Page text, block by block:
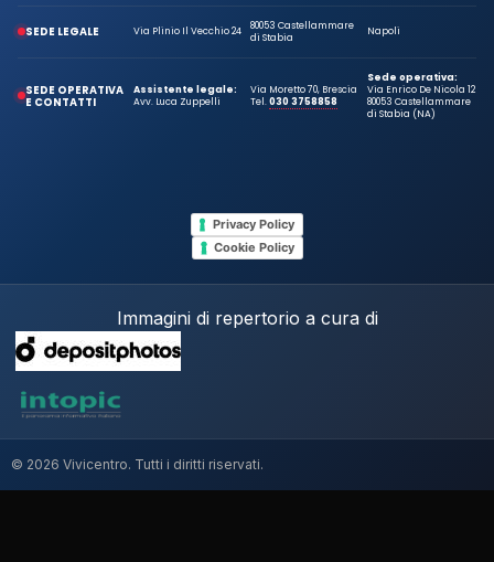
SEDE LEGALE Via Plinio Il Vecchio 24
80053 Castellammare
di Stabia
Napoli
SEDE OPERATIVA
E CONTATTI
Assistente legale:
Avv. Luca Zuppelli
Via Moretto 70, Brescia
Tel.030 3758858
Sede operativa:
Via Enrico De Nicola 12
80053 Castellammare
di Stabia (NA)
Privacy Policy
Cookie Policy
Immagini di repertorio a cura di
© 2026 Vivicentro. Tutti i diritti riservati.